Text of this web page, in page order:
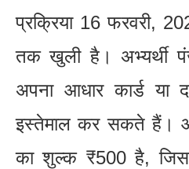
प्रक्रिया 16 फरवरी,
तक खुली है। अभ्यर्थी
अपना आधार कार्ड या
इस्तेमाल कर सकते हैं।
का शुल्क ₹500 है,